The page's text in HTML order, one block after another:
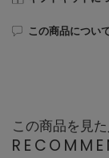
この商品につい
この商品を見